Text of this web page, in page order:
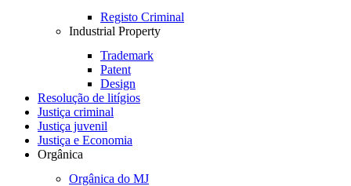
Registo Criminal
Industrial Property
Trademark
Patent
Design
Resolução de litígios
Justiça criminal
Justiça juvenil
Justiça e Economia
Orgânica
Orgânica do MJ